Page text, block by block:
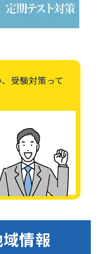
受験対策って
情報